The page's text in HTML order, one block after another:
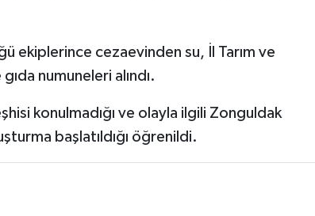
ekiplerince cezaevinden su, İl Tarım ve
numuneleri alındı.
konulmadığı ve olayla ilgili Zonguldak
başlatıldığı öğrenildi.